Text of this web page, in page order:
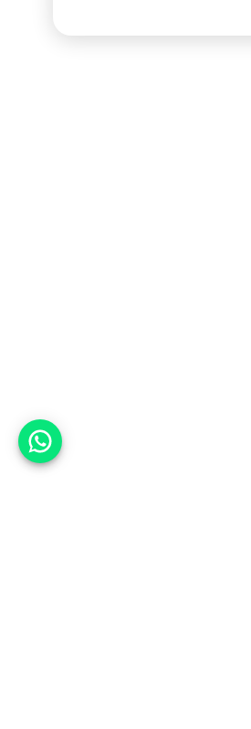
אפשר לעזור?